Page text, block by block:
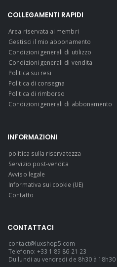
COLLEGAMENTI RAPIDI
Area riservata ai membri
Gestisci il mio abbonamento
Condizioni generali di utilizzo
Condizioni generali di vendita
Politica sui resi
Politica di consegna
Politica di rimborso
Condizioni generali di abbonamento
INFORMAZIONI
politica sulla riservatezza
Servizio post-vendita
Avviso legale
Informativa sui cookie (UE)
Contatto
CONTATTACI
contact@luxshop5.com
Telefono: +33 1 89 86 21 23
Du lundi au vendredi de 8h30 à